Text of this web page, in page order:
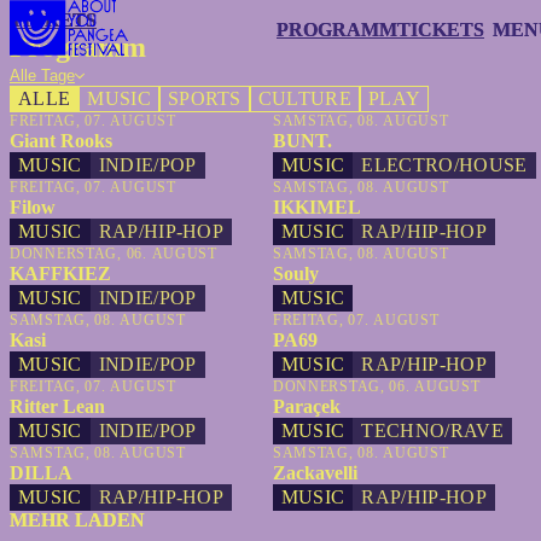
PROGRAMM
PROGRAMMTICKETS
TICKETS
TICKETS
TICKETS
Programm
Alle Tage
ALLE MUSIC SPORTS CULTURE PLAY
FREITAG, 07. AUGUST
Giant Rooks
MUSIC
INDIE/POP
SAMSTAG, 08. AUGUST
BUNT.
MUSIC
ELECTRO/HOUSE
FREITAG, 07. AUGUST
Filow
MUSIC
RAP/HIP-HOP
SAMSTAG, 08. AUGUST
IKKIMEL
MUSIC
RAP/HIP-HOP
DONNERSTAG, 06. AUGUST
KAFFKIEZ
MUSIC
INDIE/POP
SAMSTAG, 08. AUGUST
Souly
MUSIC
SAMSTAG, 08. AUGUST
Kasi
MUSIC
INDIE/POP
FREITAG, 07. AUGUST
PA69
MUSIC
RAP/HIP-HOP
FREITAG, 07. AUGUST
Ritter Lean
MUSIC
INDIE/POP
DONNERSTAG, 06. AUGUST
Paraçek
MUSIC
TECHNO/RAVE
SAMSTAG, 08. AUGUST
DILLA
MUSIC
RAP/HIP-HOP
SAMSTAG, 08. AUGUST
Zackavelli
MUSIC
RAP/HIP-HOP
MEHR LADEN
MEHR LADEN